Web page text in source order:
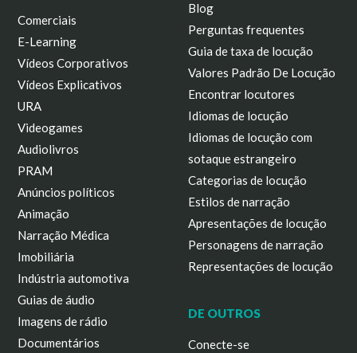
Comerciais
E-Learning
Vídeos Corporativos
Vídeos Explicativos
URA
Videogames
Audiolivros
PRAM
Anúncios políticos
Animação
Narração Médica
Imobiliária
Indústria automotiva
Guias de áudio
Imagens de rádio
Documentários
Blog
Perguntas frequentes
Guia de taxa de locução
Valores Padrão De Locução
Encontrar locutores
Idiomas de locução
Idiomas de locução com
sotaque estrangeiro
Categorias de locução
Estilos de narração
Apresentações de locução
Personagens de narração
Representações de locução
DE OUTROS
Conecte-se